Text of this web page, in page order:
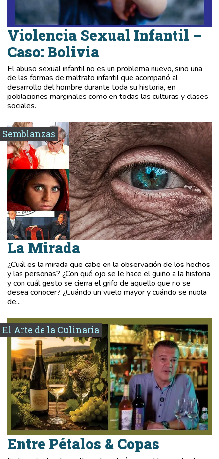
Violencia Sexual Infantil –
Caso: Bolivia
El abuso sexual infantil no es un problema nuevo, sino una
de las formas de maltrato infantil que acompañó al
desarrollo del hombre durante toda su historia, en
poblaciones marginales como en todas las culturas y clases
sociales.
Semblanzas
La Mirada
¿Cuál es la mirada que cabe en la observación de los hechos
y las personas? ¿Con qué ojo se le hace el guiño a la historia
y con cuál gesto se cierra el grifo de aquello que no se
desea conocer? ¿Cuándo un vuelo mayor y cuándo se nubla
de...
El Arte de la Culinaria
Entre Pétalos & Copas